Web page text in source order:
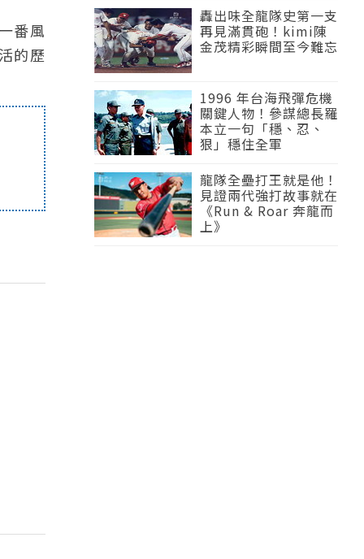
番風
的歷
轟出味全龍隊史第一支
再見滿貫砲！kimi陳
金茂精彩瞬間至今難忘
1996 年台海飛彈危機
關鍵人物！參謀總長羅
本立一句「穩、忍、
狠」穩住全軍
龍隊全壘打王就是他！
見證兩代強打故事就在
《Run & Roar 奔龍而
上》